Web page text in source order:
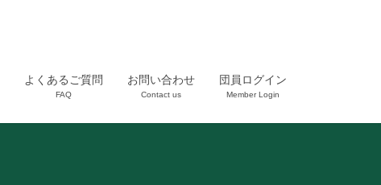
よくあるご質問
FAQ
お問い合わせ
Contact us
団員ログイン
Member Login